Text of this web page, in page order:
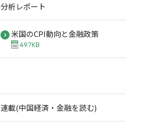
分析レポート
米国のCPI動向と金融政策
49.7KB
連載(中国経済・金融を読む)